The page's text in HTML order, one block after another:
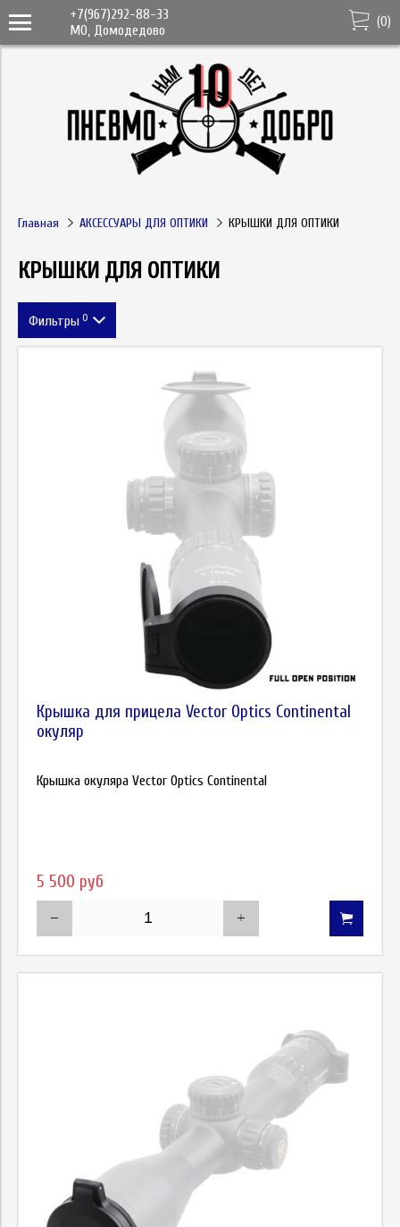
+7(967)292-88-33
МО, Домодедово
(0)
Главная АКСЕССУАРЫ ДЛЯ ОПТИКИ КРЫШКИ ДЛЯ ОПТИКИ
КРЫШКИ ДЛЯ ОПТИКИ
Фильтры 0
Крышка для прицела Vector Optics Continental
окуляр
Крышка окуляра Vector Optics Continental
5 500 руб